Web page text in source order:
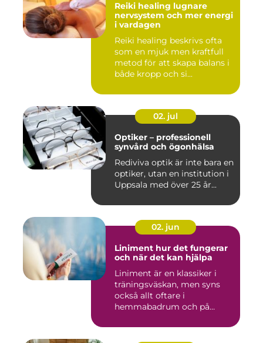
Reiki healing lugnare
nervsystem och mer energi
i vardagen
Reiki healing beskrivs ofta
som en mjuk men kraftfull
metod för att skapa balans i
både kropp och si...
02. jul
Optiker – professionell
synvård och ögonhälsa
Rediviva optik är inte bara en
optiker, utan en institution i
Uppsala med över 25 år...
02. jun
Liniment hur det fungerar
och när det kan hjälpa
Liniment är en klassiker i
träningsväskan, men syns
också allt oftare i
hemmabadrum och på